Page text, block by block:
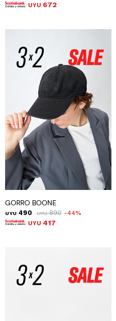
UYU 672
GORRO BOONE
UYU 490 UYU 890 44
UYU 417